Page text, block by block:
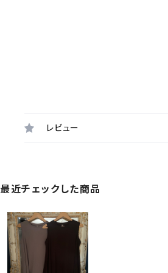
レビュー
最近チェックした商品